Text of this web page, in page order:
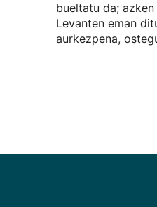
bueltatu da;
Levanten eman
aurkezpena,